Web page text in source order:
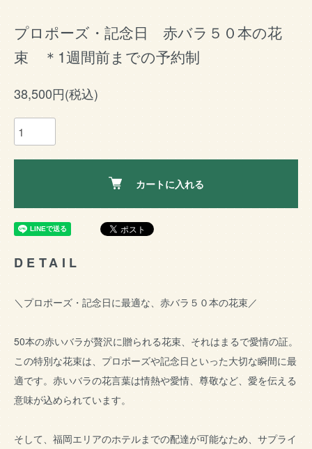
プロポーズ・記念日 赤バラ５０本の花
束 ＊1週間前までの予約制
38,500円(税込)
カートに入れる
DETAIL
＼プロポーズ・記念日に最適な、赤バラ５０本の花束／
50本の赤いバラが贅沢に贈られる花束、それはまるで愛情の証。
この特別な花束は、プロポーズや記念日といった大切な瞬間に最
適です。赤いバラの花言葉は情熱や愛情、尊敬など、愛を伝える
意味が込められています。
そして、福岡エリアのホテルまでの配達が可能なため、サプライ